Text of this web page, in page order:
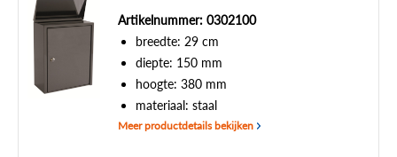
Artikelnummer: 0302100
breedte: 29 cm
diepte: 150 mm
hoogte: 380 mm
materiaal: staal
Meer productdetails bekijken